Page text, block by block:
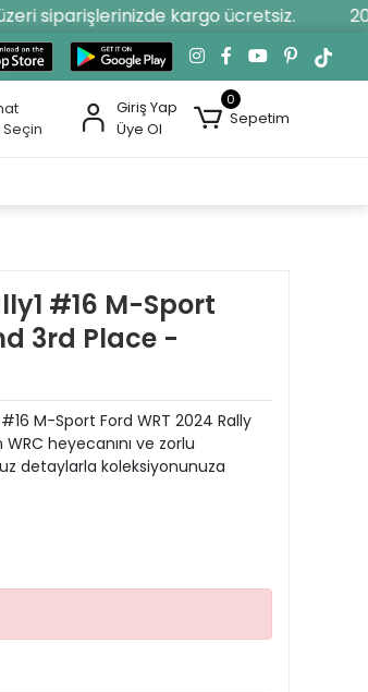
siparişlerinizde kargo ücretsiz.
Giriş Yap
Üye Ol
0
Sepetim
#16 M-Sport
3rd Place -
M-Sport Ford WRT 2024 Rally
heyecanını ve zorlu
detaylarla koleksiyonunuza